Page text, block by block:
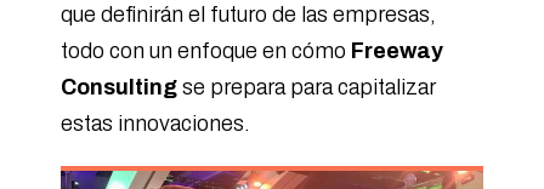
que definirán el futuro de las empresas,
todo con un enfoque en cómo Freeway
Consultingse prepara para capitalizar
estas innovaciones.